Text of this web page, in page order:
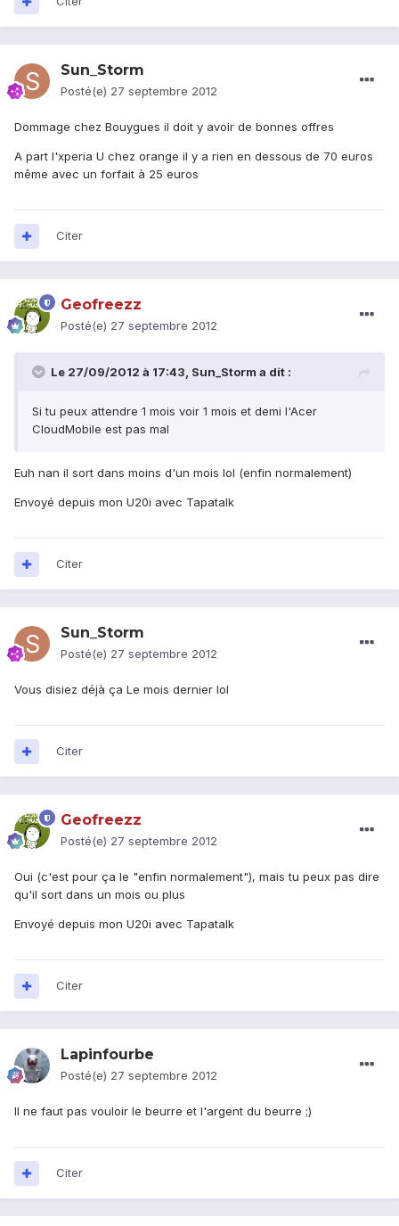
Sun_Storm
Posté(e) 27 septembre 2012
Dommage chez Bouygues il doit y avoir de bonnes offres
A part l'xperia U chez orange il y a rien en dessous de 70 euros
même avec un forfait à 25 euros
Citer
Geofreezz
Posté(e) 27 septembre 2012
Le 27/09/2012 à 17:43, Sun_Storm a dit :
Si tu peux attendre 1 mois voir 1 mois et demi l'Acer
CloudMobile est pas mal
Euh nan il sort dans moins d'un mois lol (enfin normalement)
Envoyé depuis mon U20i avec Tapatalk
Citer
Sun_Storm
Posté(e) 27 septembre 2012
Vous disiez déjà ça Le mois dernier lol
Citer
Geofreezz
Posté(e) 27 septembre 2012
Oui (c'est pour ça le "enfin normalement"), mais tu peux pas dire
qu'il sort dans un mois ou plus
Envoyé depuis mon U20i avec Tapatalk
Citer
Lapinfourbe
Posté(e) 27 septembre 2012
Il ne faut pas vouloir le beurre et l'argent du beurre ;)
Citer